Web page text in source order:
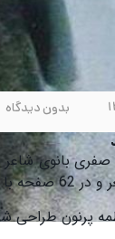
بدون دیدگاه
بانوی شاعر
پرنون طراحی